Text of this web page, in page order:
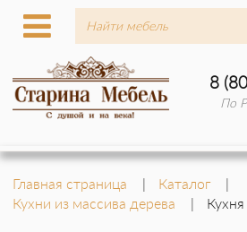
8
По
Главная страница
Каталог
Кухни из массива дерева